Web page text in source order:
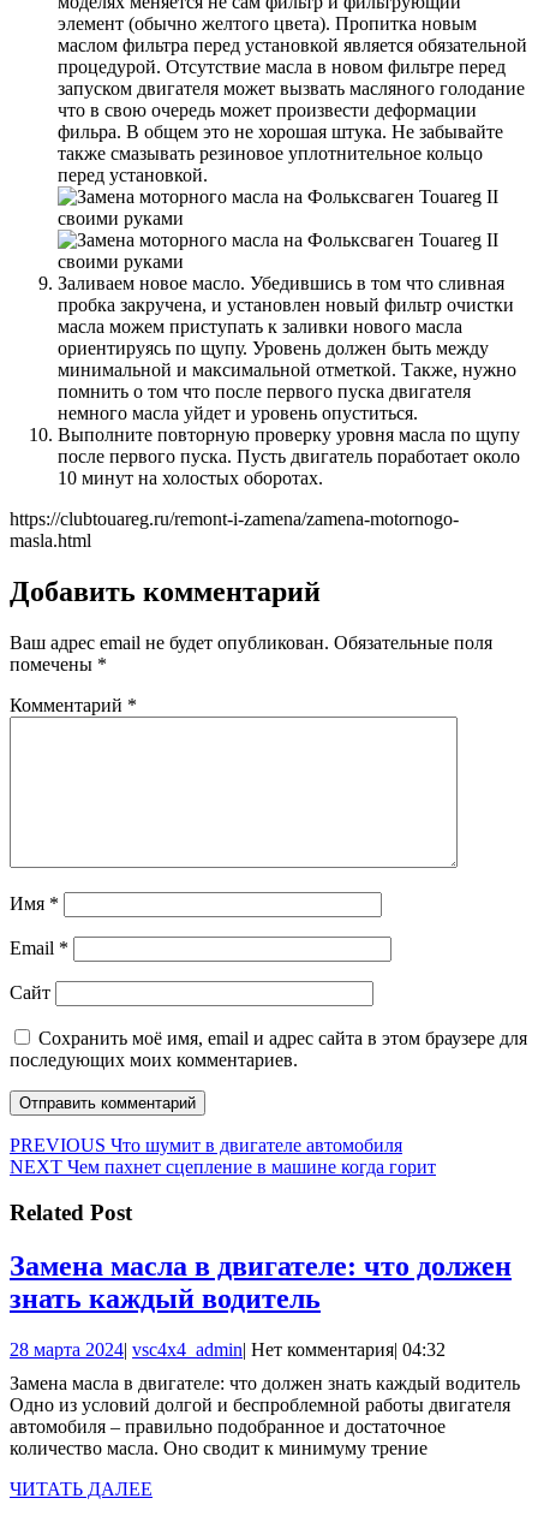
элемент (обычно желтого цвета). Пропитка новым
маслом фильтра перед установкой является обязательной
процедурой. Отсутствие масла в новом фильтре перед
запуском двигателя может вызвать масляного голодание
что в свою очередь может произвести деформации
фильра. В общем это не хорошая штука. Не забывайте
также смазывать резиновое уплотнительное кольцо
перед установкой.
Заливаем новое масло. Убедившись в том что сливная
пробка закручена, и установлен новый фильтр очистки
масла можем приступать к заливки нового масла
ориентируясь по щупу. Уровень должен быть между
минимальной и максимальной отметкой. Также, нужно
помнить о том что после первого пуска двигателя
немного масла уйдет и уровень опуститься.
Выполните повторную проверку уровня масла по щупу
после первого пуска. Пусть двигатель поработает около
10 минут на холостых оборотах.
https://clubtouareg.ru/remont-i-zamena/zamena-motornogo-
masla.html
Добавить комментарий
Ваш адрес email не будет опубликован. Обязательные поля
помечены *
Комментарий *
Имя *
Email *
Сайт
Сохранить моё имя, email и адрес сайта в этом браузере для
последующих моих комментариев.
Навигация
по
записям
PREVIOUS Предыдущая
запись:
Что шумит в двигателе автомобиля
NEXT Следующая
Чем пахнет сцепление в машине когда горит
Related Post
Замена масла в двигателе: что должен
знать каждый водитель
в
двигателе:
что
должен
28 марта 202428
2024
| vsc4x4_adminvsc4x4_admin
| Нет комментария| 04:32
Замена масла в двигателе: что должен знать каждый водитель
Одно из условий долгой и беспроблемной работы двигателя
автомобиля – правильно подобранное и достаточное
количество масла. Оно сводит к минимуму трение
ЧИТАТЬ ДАЛЕЕ